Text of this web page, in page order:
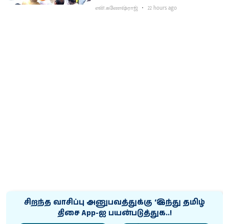
என்.கணேஷ்ராஜ் 22 hours ago
சிறந்த வாசிப்பு அனுபவத்துக்கு ‘இந்து தமிழ்
திசை App-ஐ பயன்படுத்துக..!